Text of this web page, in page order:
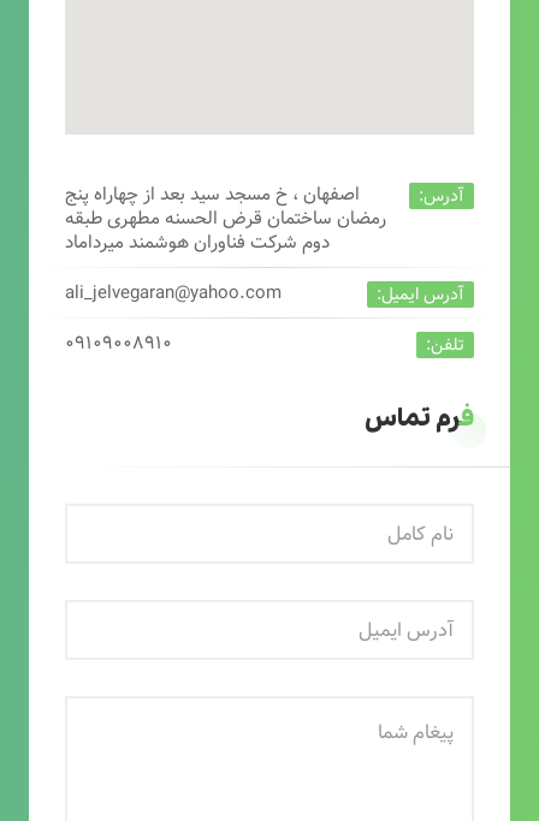
آدرس:
اصفهان ، خ مسجد سید بعد از چهاراه پنج
رمضان ساختمان قرض الحسنه مطهری طبقه
دوم شرکت فناوران هوشمند میرداماد
آدرس ایمیل: ali_jelvegaran@yahoo.com
تلفن: ۰۹۱۰۹۰۰۸۹۱۰
فرم تماس